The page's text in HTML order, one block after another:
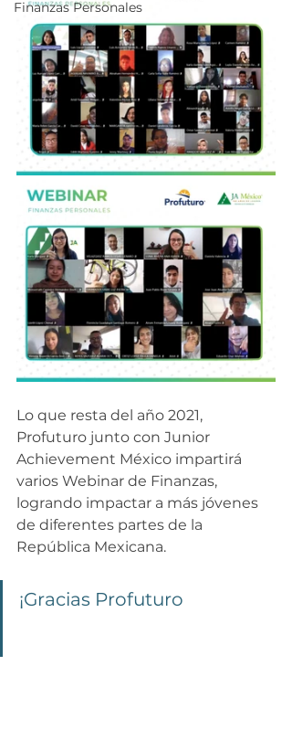
Finanzas Personales
Lo que resta del año 2021,
Profuturo junto con Junior
Achievement México impartirá
varios Webinar de Finanzas,
logrando impactar a más jóvenes
de diferentes partes de la
República Mexicana.
¡Gracias Profuturo